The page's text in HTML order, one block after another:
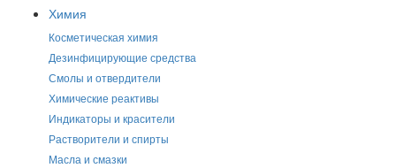
Химия
Косметическая химия
Дезинфицирующие средства
Смолы и отвердители
Химические реактивы
Индикаторы и красители
Растворители и спирты
Масла и смазки